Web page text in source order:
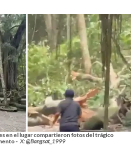
en el lugar compartieron fotos del trágico
- X: @Bangsat_1999